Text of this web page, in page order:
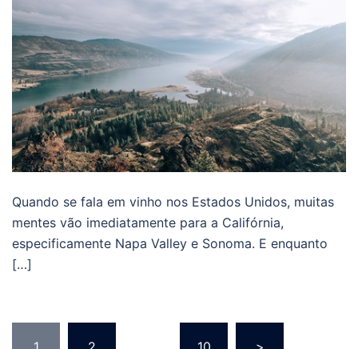
Quando se fala em vinho nos Estados Unidos, muitas
mentes vão imediatamente para a Califórnia,
especificamente Napa Valley e Sonoma. E enquanto
[…]